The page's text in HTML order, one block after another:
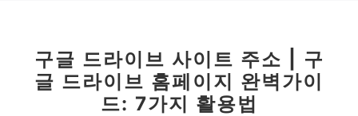
구글 드라이브 사이트 주소 | 구
글 드라이브 홈페이지 완벽가이
드: 7가지 활용법